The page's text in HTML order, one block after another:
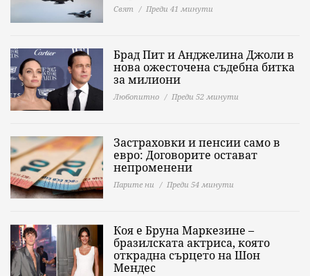
Свят Преди 41 минути
Брад Пит и Анджелина Джоли в
нова ожесточена съдебна битка
за милиони
Любопитно Преди 52 минути
Застраховки и пенсии само в
евро: Договорите остават
непроменени
Парите ни Преди 54 минути
Коя е Бруна Маркезине –
бразилската актриса, която
открадна сърцето на Шон
Мендес